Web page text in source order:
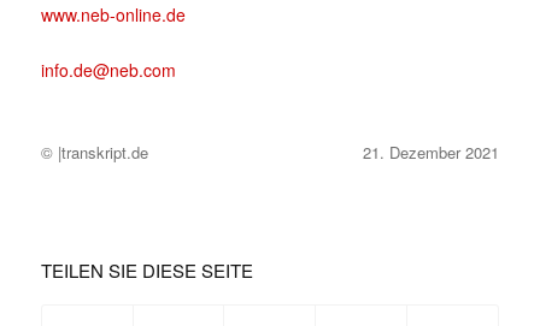
www.neb-online.de
info.de@neb.com
© |transkript.de 21. Dezember 2021
TEILEN SIE DIESE SEITE